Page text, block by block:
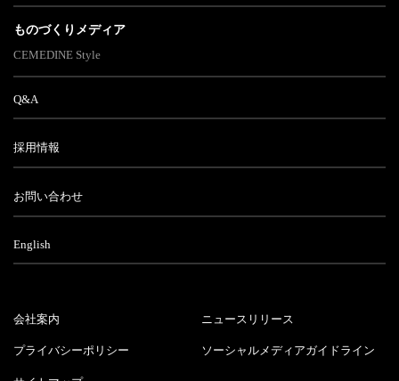
ものづくりメディア
CEMEDINE Style
Q&A
採用情報
お問い合わせ
English
会社案内 ニュースリリース
プライバシーポリシー ソーシャルメディアガイドライン